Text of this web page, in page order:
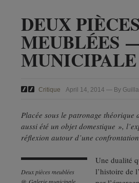
DEUX PIÈCES
MEUBLÉES
Critique April 14, 2014 — By
Placée sous le patronage
aussi été un objet domestique »,
réflexion autour d’une
Deux pièces meublées
Une dualité
l’histoire de